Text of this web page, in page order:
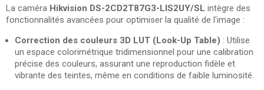
La caméra Hikvision DS-2CD2T87G3-LIS2UY/SL intègre des
fonctionnalités avancées pour optimiser la qualité de l'image :
Correction des couleurs 3D LUT (Look-Up Table) : Utilise
un espace colorimétrique tridimensionnel pour une calibration
précise des couleurs, assurant une reproduction fidèle et
vibrante des teintes, même en conditions de faible luminosité.